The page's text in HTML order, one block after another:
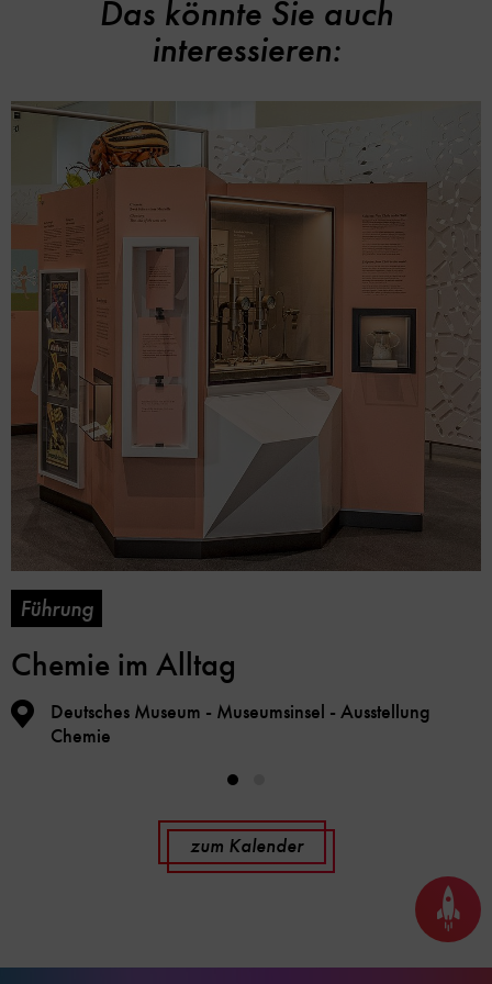
Das könnte Sie auch
interessieren:
Führung
Chemie im Alltag
Deutsches Museum - Museumsinsel - Ausstellung
Chemie
zum Kalender
Seite
nach
oben